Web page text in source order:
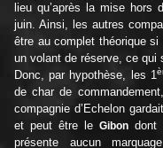
lieu qu’après la mise hors
juin. Ainsi, les autres
être au complet théorique si
un volant de réserve, ce qui
Donc, par hypothèse, les 1
de char de
compagnie d’Echelon
et peut être le Gibondont
présente aucun